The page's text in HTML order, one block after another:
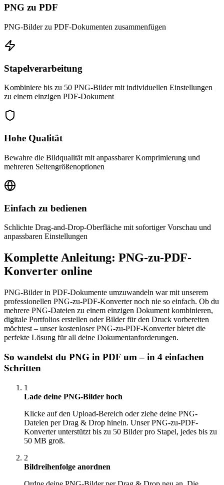
PNG zu PDF
PNG-Bilder zu PDF-Dokumenten zusammenfügen
Stapelverarbeitung
Kombiniere bis zu 50 PNG-Bilder mit individuellen Einstellungen
zu einem einzigen PDF-Dokument
Hohe Qualität
Bewahre die Bildqualität mit anpassbarer Komprimierung und
mehreren Seitengrößenoptionen
Einfach zu bedienen
Schlichte Drag-and-Drop-Oberfläche mit sofortiger Vorschau und
anpassbaren Einstellungen
Komplette Anleitung: PNG-zu-PDF-
Konverter online
PNG-Bilder in PDF-Dokumente umzuwandeln war mit unserem
professionellen PNG-zu-PDF-Konverter noch nie so einfach. Ob du
mehrere PNG-Dateien zu einem einzigen Dokument kombinieren,
digitale Portfolios erstellen oder Bilder für den Druck vorbereiten
möchtest – unser kostenloser PNG-zu-PDF-Konverter bietet die
perfekte Lösung für all deine Dokumentanforderungen.
So wandelst du PNG in PDF um – in 4 einfachen
Schritten
1
Lade deine PNG-Bilder hoch
Klicke auf den Upload-Bereich oder ziehe deine PNG-
Dateien per Drag & Drop hinein. Unser PNG-zu-PDF-
Konverter unterstützt bis zu 50 Bilder pro Stapel, jedes bis zu
50 MB groß.
2
Bildreihenfolge anordnen